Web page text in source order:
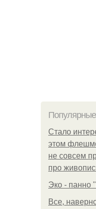
Стало
этом
не совсем
про
Эко - панно
Все,